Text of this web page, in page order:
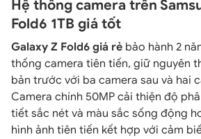
Hệ thống camera trên
Fold6 1TB giá tốt
Galaxy Z Fold6 giá rẻ bảo hành 2
thống camera tiên tiến, giữ nguyên
bản trước với ba camera sau và hai
Camera chính 50MP cải thiện độ
tiết sắc nét và màu sắc sống động
hình ảnh tiên tiến kết hợp với cảm